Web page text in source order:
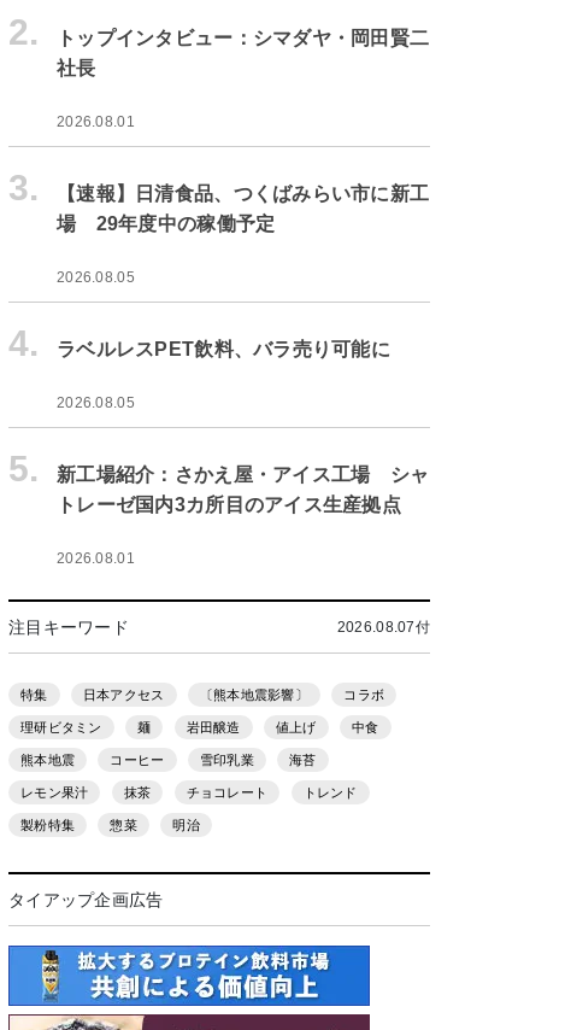
2.
トップインタビュー：シマダヤ・岡田賢二
社長
2026.08.01
3.
【速報】日清食品、つくばみらい市に新工
場 29年度中の稼働予定
2026.08.05
4. ラベルレスPET飲料、バラ売り可能に
2026.08.05
5.
新工場紹介：さかえ屋・アイス工場 シャ
トレーゼ国内3カ所目のアイス生産拠点
2026.08.01
注目キーワード 2026.08.07付
特集 日本アクセス 〔熊本地震影響〕 コラボ
理研ビタミン 麺 岩田醸造 値上げ 中食
熊本地震 コーヒー 雪印乳業 海苔
レモン果汁 抹茶 チョコレート トレンド
製粉特集 惣菜 明治
タイアップ企画広告